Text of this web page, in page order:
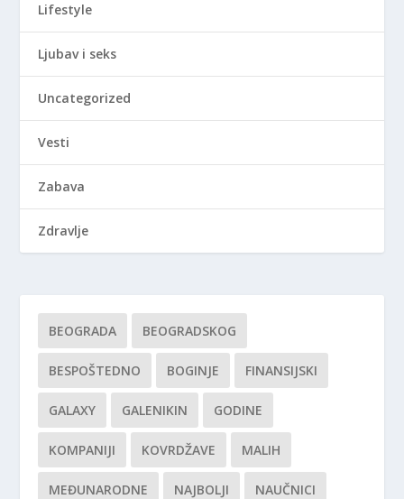
Lifestyle
Ljubav i seks
Uncategorized
Vesti
Zabava
Zdravlje
BEOGRADA BEOGRADSKOG
BESPOŠTEDNO BOGINJE FINANSIJSKI
GALAXY GALENIKIN GODINE
KOMPANIJI KOVRDŽAVE MALIH
MEĐUNARODNE NAJBOLJI NAUČNICI